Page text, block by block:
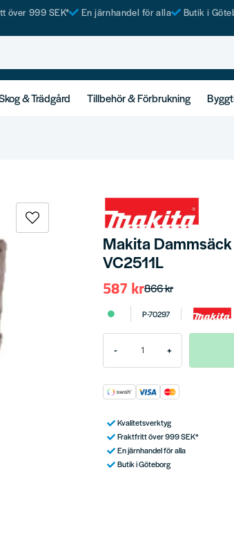
över 999 SEK* En järnhandel för alla Butik i
& Trädgård Tillbehör & Förbrukning
Makita
VC2511L
866 kr
587 kr
P-70297
- +
Kvalitetsverktyg
Fraktfritt över 999 SEK*
En järnhandel för alla
Butik i Göteborg